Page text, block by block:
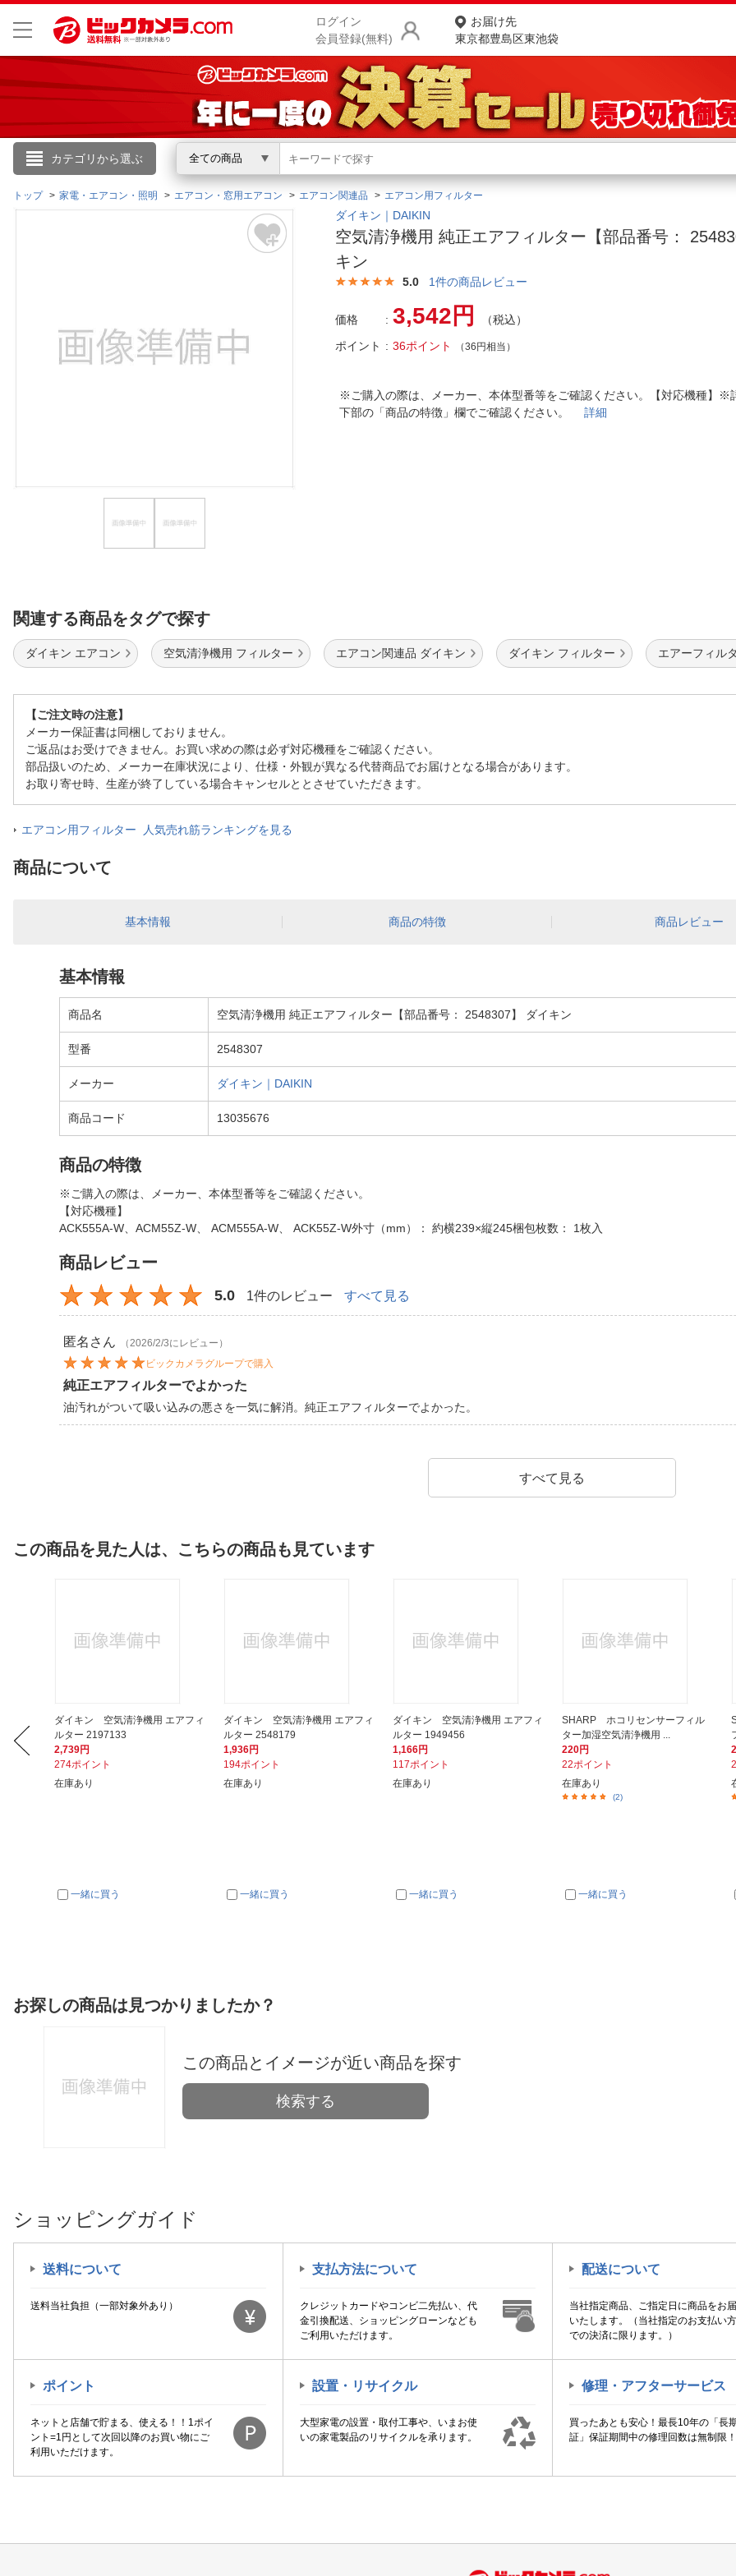
ログイン
会員登録(無料)
お届け先
東京都豊島区東池袋
カテゴリから選ぶ 全ての商品
こんにちは
ログイン
閲覧履歴
商品をさがす
ランキングからさがす
カテゴリ一覧からさがす
お客様サポート
ご利用ガイド
ご利用規約
トップ 家電・エアコン・照明 エアコン・窓用エアコン エアコン関連品 エアコン用フィルター
ダイキン｜DAIKIN
空気清浄機用 純正エアフィルター【部品番号：
キン
5.0 1件の商品レビュー
価格 3,542円
（税込）
ポイント
36ポイント （36円相当）
※ご購入の際は、メーカー、本体型番等をご確認ください。【対応機種】※
下部の「商品の特徴」欄でご確認ください。詳細
関連する商品をタグで探す
ダイキン エアコン 空気清浄機用 フィルター エアコン関連品 ダイキン ダイキン フィルター エアーフィル
【ご注文時の注意】
メーカー保証書は同梱しておりません。
ご返品はお受けできません。お買い求めの際は必ず対応機種をご確認ください。
部品扱いのため、メーカー在庫状況により、仕様・外観が異なる代替商品でお届けとなる場合があります。
お取り寄せ時、生産が終了している場合キャンセルととさせていただきます。
エアコン用フィルター 人気売れ筋ランキングを見る
商品について
基本情報 商品の特徴 商品レビュー
基本情報
商品名 空気清浄機用 純正エアフィルター【部品番号： 2548307】 ダイキン
型番 2548307
メーカー ダイキン｜DAIKIN
商品コード 13035676
商品の特徴
※ご購入の際は、メーカー、本体型番等をご確認ください。
【対応機種】
ACK555A-W、ACM55Z-W、 ACM555A-W、 ACK55Z-W外寸（mm）： 約横239×縦245梱包枚数： 1枚入
商品レビュー
5.0 1件のレビュー すべて見る
匿名 さん
（2026/2/3にレビュー）
ビックカメラグループで購入
純正エアフィルターでよかった
油汚れがついて吸い込みの悪さを一気に解消。純正エアフィルターでよかった。
すべて見る
この商品を見た人は、こちらの商品も見ています
ダイキン 空気清浄機用 エアフィ
ルター 2197133
2,739円
274ポイント
在庫あり
一緒に買う
ダイキン 空気清浄機用 エアフィ
ルター 2548179
1,936円
194ポイント
在庫あり
一緒に買う
ダイキン 空気清浄機用 エアフィ
ルター 1949456
1,166円
117ポイント
在庫あり
一緒に買う
SHARP ホコリセンサーフィル
ター加湿空気清浄機用 ...
220円
22ポイント
在庫あり
(2)
一緒に買う
お探しの商品は見つかりましたか？
この商品とイメージが近い商品を探す
検索する
ショッピングガイド
送料について
送料当社負担（一部対象外あり）
支払方法について
クレジットカードやコンビ二先払い、代
金引換配送、ショッピングローンなども
ご利用いただけます。
配送について
当社指定商品、ご指定日に商品をお
いたします。（当社指定のお支払い
での決済に限ります。）
ポイント
ネットと店舗で貯まる、使える！！1ポイ
ント=1円として次回以降のお買い物にご
利用いただけます。
設置・リサイクル
大型家電の設置・取付工事や、いまお使
いの家電製品のリサイクルを承ります。
修理・アフターサービス
買ったあとも安心！最長10年の「長
証」保証期間中の修理回数は無制限！